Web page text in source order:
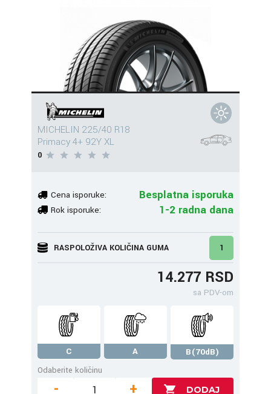
MICHELIN 225/40 R18
Primacy 4+ 92Y XL
0
Cena isporuke: Besplatna isporuka
Rok isporuke: 1-2 radna dana
RASPOLOŽIVA KOLIČINA GUMA 1
14.277 RSD
sa PDV-om
C A
B(70dB)
Odaberite količinu
- +